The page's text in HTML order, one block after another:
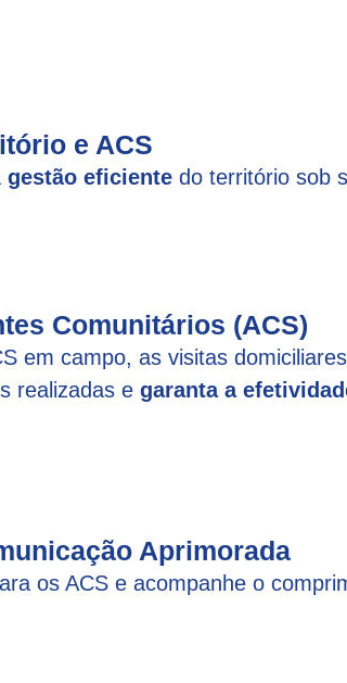
e ACS
gestão eficientedo território sob
Comunitários (ACS)
em campo, as visitas
realizadas e garanta a
Aprimorada
os ACS e acompanhe o